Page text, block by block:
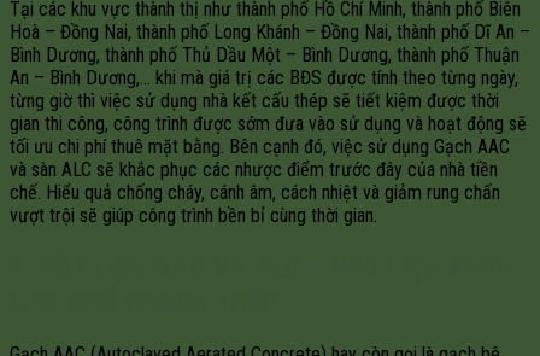
Tại các khu vực thành thị như thành phố Hồ Chí Minh, thành phố Biên
Hoà – Đồng Nai, thành phố Long Khánh – Đồng Nai, thành phố Dĩ An –
Bình Dương, thành phố Thủ Dầu Một – Bình Dương, thành phố Thuận
An – Bình Dương,… khi mà giá trị các BĐS được tính theo từng ngày,
từng giờ thì việc sử dụng nhà kết cấu thép sẽ tiết kiệm được thời
gian thi công, công trình được sớm đưa vào sử dụng và hoạt động sẽ
tối ưu chi phí thuê mặt bằng. Bên cạnh đó, việc sử dụng Gạch AAC
và sàn ALC sẽ khắc phục các nhược điểm trước đây của nhà tiền
chế. Hiểu quả chống cháy, cánh âm, cách nhiệt và giảm rung chấn
vượt trội sẽ giúp công trình bền bỉ cùng thời gian.